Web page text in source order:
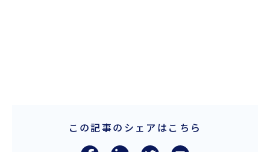
ENGLISHこの記事のシェアはこちら